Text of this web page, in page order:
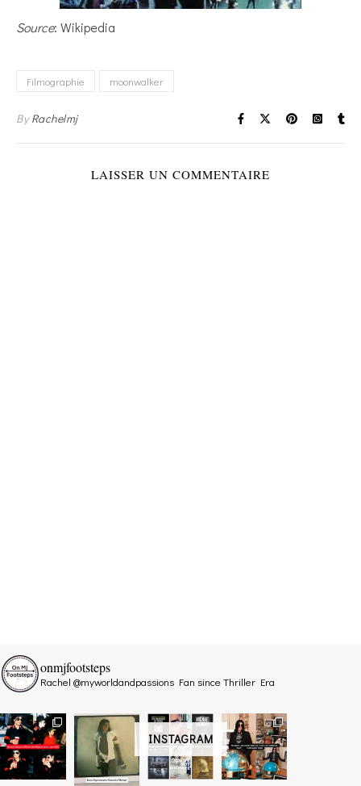
Source: Wikipedia
Filmographie moonwalker
ByRachelmj
LAISSER UN COMMENTAIRE
INSTAGRAM
onmjfootsteps
Rachel @myworldandpassions Fan since Thriller Era